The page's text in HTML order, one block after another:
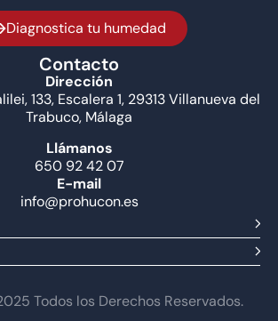
Diagnostica tu humedad
Contacto
Dirección
133, Escalera 1, 29313 Villanueva del
Trabuco, Málaga
Llámanos
650 92 42 07
E-mail
info@prohucon.es
Todos los Derechos Reservados.